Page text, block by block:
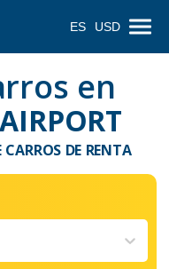
ES USD
en
DE RENTA